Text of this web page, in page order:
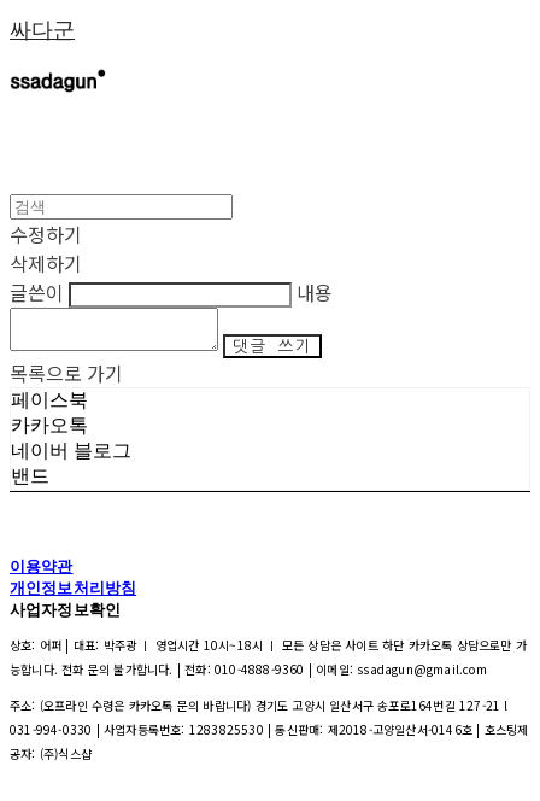
싸다군
수정하기
삭제하기
글쓴이
내용
댓글 쓰기
목록으로 가기
페이스북
카카오톡
네이버 블로그
밴드
이용약관
개인정보처리방침
사업자정보확인
상호: 어퍼 | 대표: 박주광 ㅣ 영업시간 10시~18시 ㅣ 모든 상담은 사이트 하단 카카오톡 상담으로만 가
능합니다. 전화 문의 불가합니다. | 전화: 010-4888-9360 | 이메일: ssadagun@gmail.com
주소: (오프라인 수령은 카카오톡 문의 바랍니다) 경기도 고양시 일산서구 송포로164번길 127-21 l
031-994-0330 | 사업자등록번호: 1283825530 | 통신판매: 제2018-고양일산서-0146호 | 호스팅제
공자: (주)식스샵